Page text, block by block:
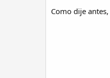
Como dije